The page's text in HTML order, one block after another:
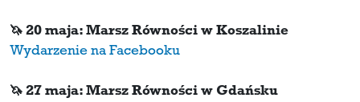
🦄 20 maja: Marsz Równości w Koszalinie
Wydarzenie na Facebooku
🦄 27 maja: Marsz Równości w Gdańsku